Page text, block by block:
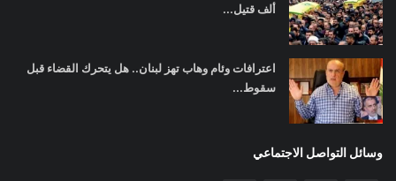
ألف قتيل...
اعترافات وئام وهاب تهز لبنان.. هل يتحرك القضاء قبل
سقوط...
وسائل التواصل الاجتماعي